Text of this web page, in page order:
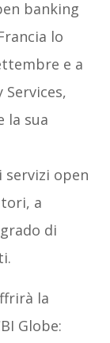
banking
lo
e a
la sua
servizi open
a
di
la
Globe: